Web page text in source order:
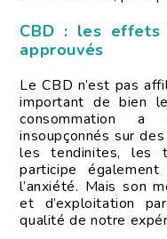
CBD : les effets
approuvés
Le CBD n’est pas
important de bien
consommation a
insoupçonnés sur
les tendinites, les
participe
l’anxiété. Mais son
et d’exploitation
qualité de notre